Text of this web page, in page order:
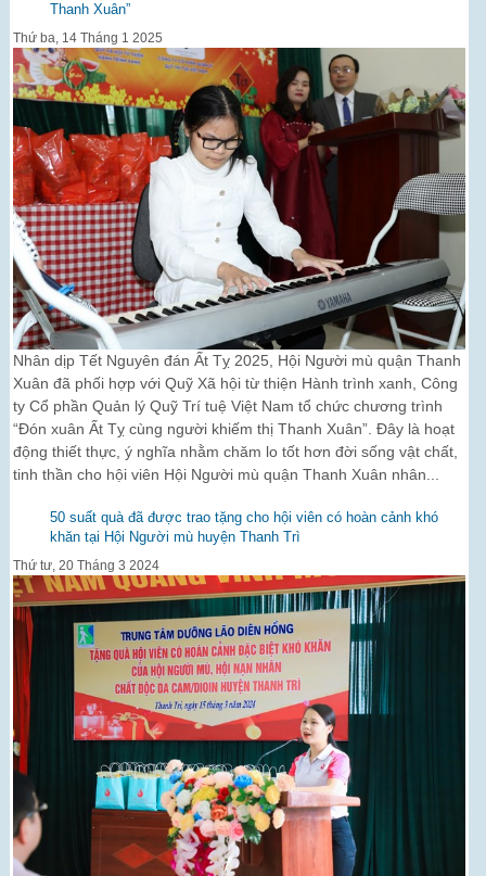
Thanh Xuân”
Thứ ba, 14 Tháng 1 2025
Nhân dịp Tết Nguyên đán Ất Tỵ 2025, Hội Người mù quận Thanh
Xuân đã phối hợp với Quỹ Xã hội từ thiện Hành trình xanh, Công
ty Cổ phần Quản lý Quỹ Trí tuệ Việt Nam tổ chức chương trình
“Đón xuân Ất Tỵ cùng người khiếm thị Thanh Xuân”. Đây là hoạt
động thiết thực, ý nghĩa nhằm chăm lo tốt hơn đời sống vật chất,
tinh thần cho hội viên Hội Người mù quận Thanh Xuân nhân...
50 suất quà đã được trao tặng cho hội viên có hoàn cảnh khó
khăn tại Hội Người mù huyện Thanh Trì
Thứ tư, 20 Tháng 3 2024